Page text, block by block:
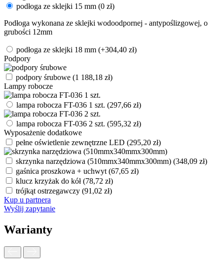
podłoga ze sklejki 15 mm (0 zł)
Podłoga wykonana ze sklejki wodoodpornej - antypoślizgowej, o
grubości 12mm
podłoga ze sklejki 18 mm (+304,40 zł)
Podpory
podpory śrubowe (1 188,18 zł)
Lampy robocze
lampa robocza FT-036 1 szt. (297,66 zł)
lampa robocza FT-036 2 szt. (595,32 zł)
Wyposażenie dodatkowe
pełne oświetlenie zewnętrzne LED (295,20 zł)
skrzynka narzędziowa (510mmx340mmx300mm) (348,09 zł)
gaśnica proszkowa + uchwyt (67,65 zł)
klucz krzyżak do kół(78,72 zł)
trójkąt ostrzegawczy (91,02 zł)
Kup u partnera
Wyślij zapytanie
Warianty